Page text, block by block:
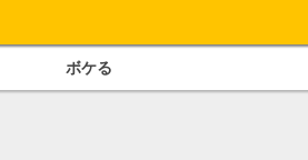
ボケる